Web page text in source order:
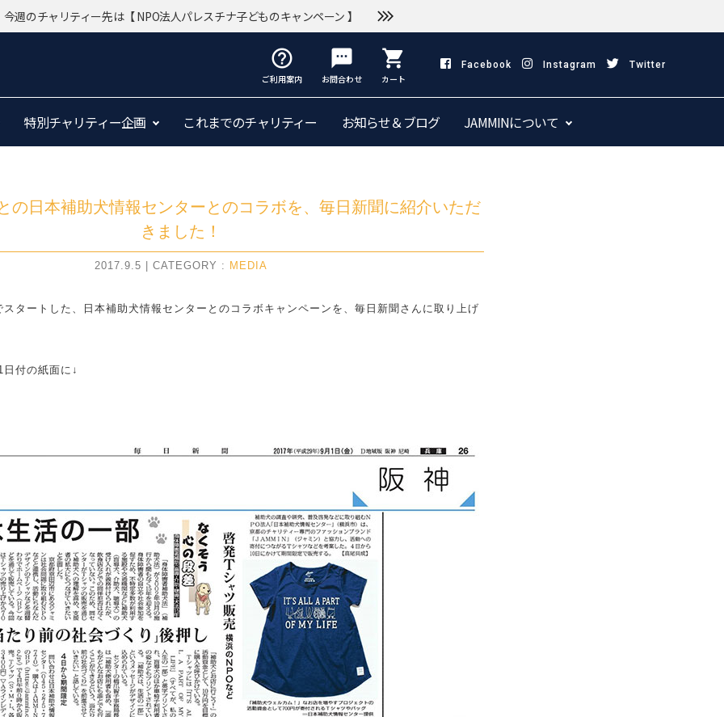
今週のチャリティー先は【 NPO法人パレスチナ子どものキャンペーン 】
help_outline
ご利用案内
sms
お問合わせ
shopping_cart
カート
Facebook Instagram Twitter
特別チャリティー企画 これまでのチャリティー お知らせ＆ブログ JAMMINについて
の日本補助犬情報センターとのコラボを、毎日新聞に紹介いただ
きました！
2017.9.5 | CATEGORY : MEDIA
タートした、日本補助犬情報センターとのコラボキャンペーンを、毎日新聞さんに取り上げ
付の紙面に↓